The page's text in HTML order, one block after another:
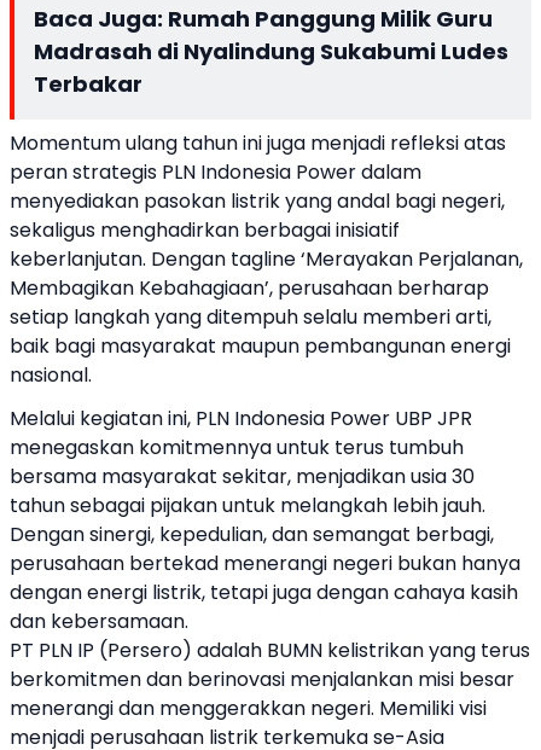
Baca Juga: Rumah Panggung Milik Guru
Madrasah di Nyalindung Sukabumi Ludes
Terbakar
Momentum ulang tahun ini juga menjadi refleksi atas
peran strategis PLN Indonesia Power dalam
menyediakan pasokan listrik yang andal bagi negeri,
sekaligus menghadirkan berbagai inisiatif
keberlanjutan. Dengan tagline ‘Merayakan Perjalanan,
Membagikan Kebahagiaan’, perusahaan berharap
setiap langkah yang ditempuh selalu memberi arti,
baik bagi masyarakat maupun pembangunan energi
nasional.
Melalui kegiatan ini, PLN Indonesia Power UBP JPR
menegaskan komitmennya untuk terus tumbuh
bersama masyarakat sekitar, menjadikan usia 30
tahun sebagai pijakan untuk melangkah lebih jauh.
Dengan sinergi, kepedulian, dan semangat berbagi,
perusahaan bertekad menerangi negeri bukan hanya
dengan energi listrik, tetapi juga dengan cahaya kasih
dan kebersamaan.
PT PLN IP (Persero) adalah BUMN kelistrikan yang terus
berkomitmen dan berinovasi menjalankan misi besar
menerangi dan menggerakkan negeri. Memiliki visi
menjadi perusahaan listrik terkemuka se-Asia